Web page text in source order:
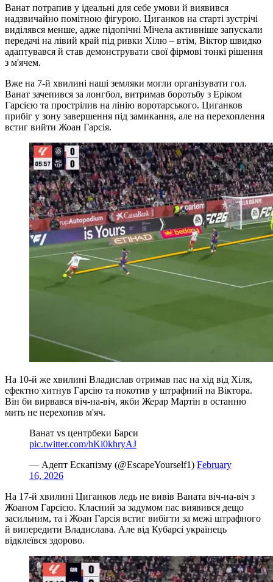
Ванат потрапив у ідеальні для себе умови й виявився
надзвичайно помітною фігурою. Циганков на старті зустрічі
виділявся менше, адже підопічні Мічела активніше запускали
передачі на лівий край під ривки Хілю – втім, Віктор швидко
адаптувався й став демонструвати свої фірмові тонкі рішення
з м'ячем.
Вже на 7-й хвилині наші земляки могли організувати гол.
Ванат зачепився за лонгбол, витримав боротьбу з Еріком
Гарсією та прострілив на лінію воротарського. Циганков
прибіг у зону завершення під замикання, але на перехоплення
встиг вийти Жоан Гарсія.
На 10-й же хвилині Владислав отримав пас на хід від Хіля,
ефектно хитнув Гарсію та покотив у штрафний на Віктора.
Він би вирвався віч-на-віч, якби Жерар Мартін в останню
мить не перехопив м'яч.
Ванат vs центрбеки Барси
pic.twitter.com/hKi0khryAJ
— Адепт Ескапізму (@EscapeYourself1) February
16, 2026
На 17-й хвилині Циганков ледь не вивів Ваната віч-на-віч з
Жоаном Гарсією. Класний за задумом пас виявився дещо
засильним, та і Жоан Гарсія встиг вибігти за межі штрафного
й випередити Владислава. Але від Кубарсі українець
відклеївся здорово.